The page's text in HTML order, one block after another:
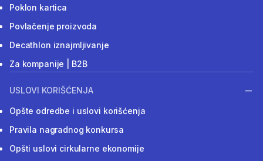
Poklon kartica
Povlačenje proizvoda
Decathlon iznajmljivanje
Za kompanije | B2B
USLOVI KORIŠĆENJA
Opšte odredbe i uslovi korišćenja
Pravila nagradnog konkursa
Opšti uslovi cirkularne ekonomije